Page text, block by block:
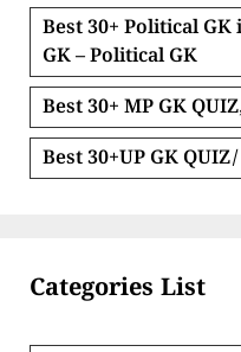
Best 30+ Political
GK – Political GK
Best 30+ MP GK
Best 30+UP GK QUIZ/
Categories List